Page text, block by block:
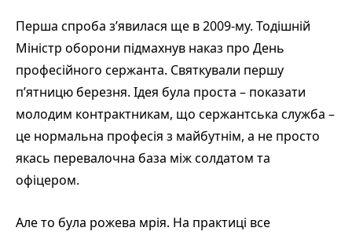
Перша спроба з’явилася ще в 2009-му. Тодішній
Міністр оборони підмахнув наказ про День
професійного сержанта. Святкували першу
п’ятницю березня. Ідея була проста – показати
молодим контрактникам, що сержантська служба –
це нормальна професія з майбутнім, а не просто
якась перевалочна база між солдатом та
офіцером.
Але то була рожева мрія. На практиці все